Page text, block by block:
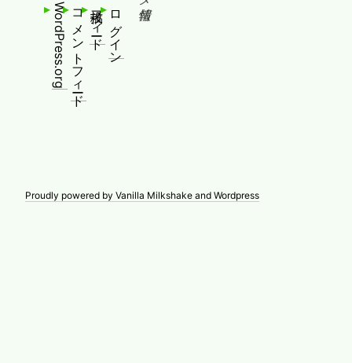
ログイン
投稿フィード
コメントフィード
WordPress.org
Proudly powered by Vanilla Milkshake and Wordpress